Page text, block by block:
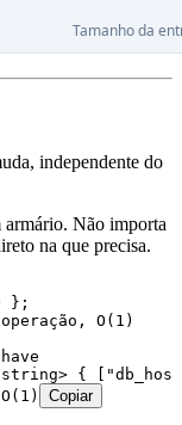
independente do
Não importa
na que precisa.
};
O(1)
string> { [ "db_host
Copiar